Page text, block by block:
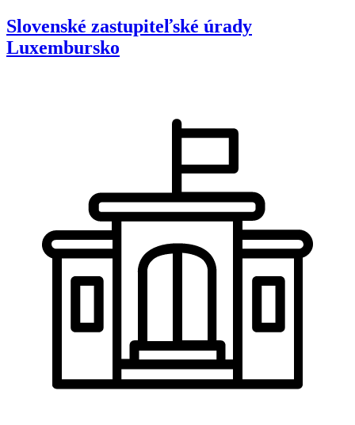
Slovenské zastupiteľské úrady
Luxembursko